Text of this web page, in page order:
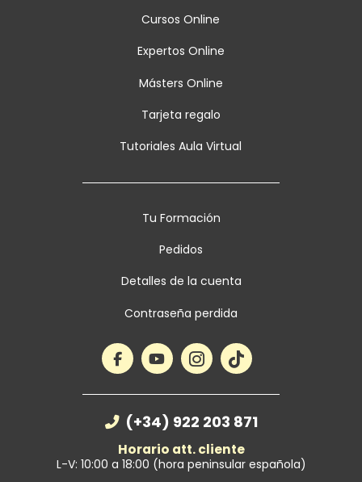
Cursos Online
Expertos Online
Másters Online
Tarjeta regalo
Tutoriales Aula Virtual
Tu Formación
Pedidos
Detalles de la cuenta
Contraseña perdida
(+34) 922 203 871
Horario att. cliente
L-V: 10:00 a 18:00 (hora peninsular española)